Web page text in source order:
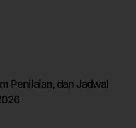
Penilaian, dan Jadwal